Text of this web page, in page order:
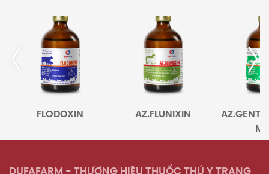
FLODOXIN AZ.FLUNIXIN
DUFAFARM - THƯƠNG HIỆU THUỐC THÚ Y TRANG